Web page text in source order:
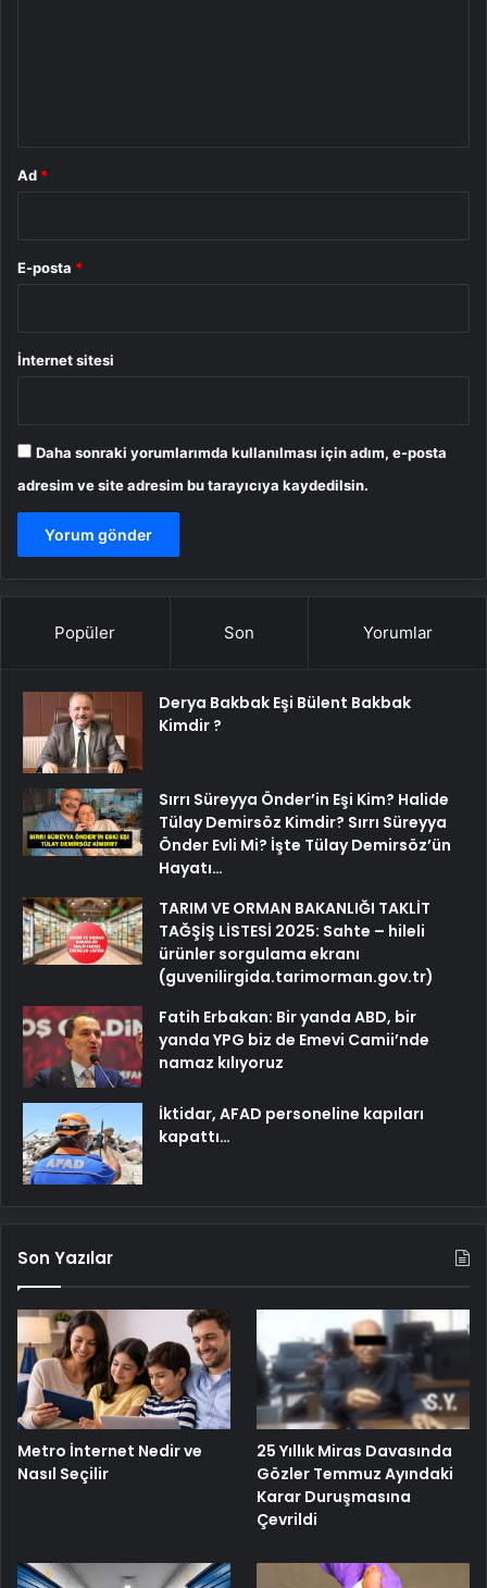
Ad *
E-posta *
İnternet sitesi
Daha sonraki yorumlarımda kullanılması için adım, e-posta
adresim ve site adresim bu tarayıcıya kaydedilsin.
Popüler Son Yorumlar
Derya Bakbak Eşi Bülent Bakbak
Kimdir ?
Sırrı Süreyya Önder’in Eşi Kim? Halide
Tülay Demirsöz Kimdir? Sırrı Süreyya
Önder Evli Mi? İşte Tülay Demirsöz’ün
Hayatı…
TARIM VE ORMAN BAKANLIĞI TAKLİT
TAĞŞİŞ LİSTESİ 2025: Sahte – hileli
ürünler sorgulama ekranı
(guvenilirgida.tarimorman.gov.tr)
Fatih Erbakan: Bir yanda ABD, bir
yanda YPG biz de Emevi Camii’nde
namaz kılıyoruz
İktidar, AFAD personeline kapıları
kapattı…
Son Yazılar
Metro İnternet Nedir ve
Nasıl Seçilir
25 Yıllık Miras Davasında
Gözler Temmuz Ayındaki
Karar Duruşmasına
Çevrildi